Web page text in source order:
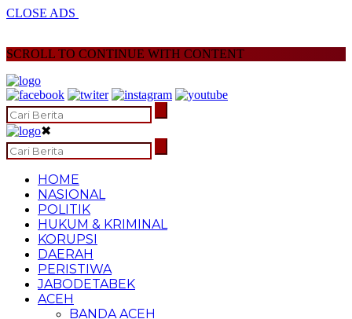
CLOSE ADS
SCROLL TO CONTINUE WITH CONTENT
✖
HOME
NASIONAL
POLITIK
HUKUM & KRIMINAL
KORUPSI
DAERAH
PERISTIWA
JABODETABEK
ACEH
BANDA ACEH